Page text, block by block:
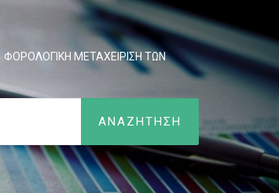
ΦΟΡΟΛΟΓΙΚΗ ΜΕΤΑΧΕΙΡΙΣΗ ΤΩΝ